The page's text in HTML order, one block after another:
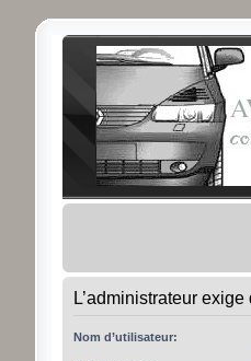
L’administrateur
Nom d’utilisateur: